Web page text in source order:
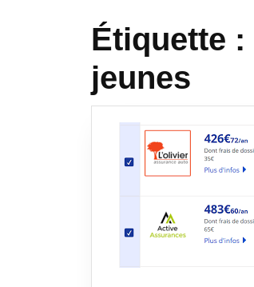
Étiquette :
jeunes